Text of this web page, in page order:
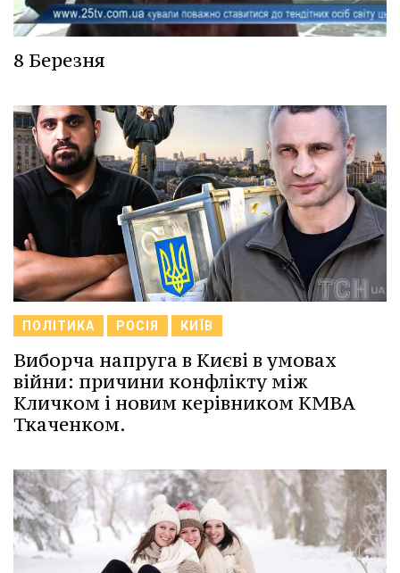
8 Березня
ПОЛІТИКА РОСІЯ КИЇВ
Виборча напруга в Києві в умовах
війни: причини конфлікту між
Кличком і новим керівником КМВА
Ткаченком.